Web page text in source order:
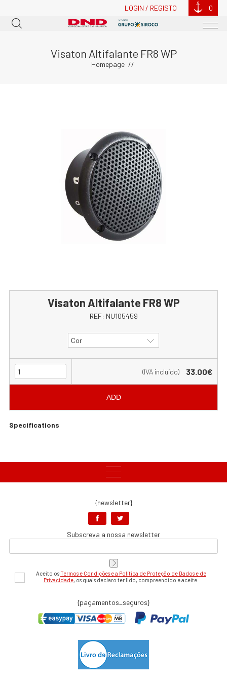
LOGIN / REGISTO 0
Visaton Altifalante FR8 WP
Homepage
Visaton Altifalante FR8 WP
REF: NU105459
Cor
(IVA incluído) 33.00€
ADD
Specifications
{newsletter}
Subscreva a nossa newsletter
Aceito osTermos e Condições e a Política de Proteção de Dados e de
Privacidade, os quais declaro ter lido, compreendido e aceite.
{pagamentos_seguros}